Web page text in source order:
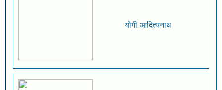
योगी आदित्यनाथ